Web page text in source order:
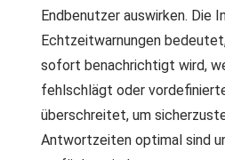
Endbenutzer auswirken. Die
Echtzeitwarnungen
sofort benachrichtigt wird,
fehlschlägt oder
überschreitet, um
Antwortzeiten optimal sind